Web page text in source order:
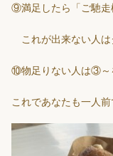
⑨満足したら「ご馳走
これが出来ない人は
⑩物足りない人は③～
これであなたも一人前